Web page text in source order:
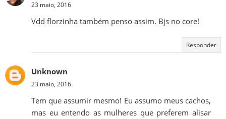
23 maio, 2016
Vdd florzinha também penso assim. Bjs no core!
Responder
Unknown
23 maio, 2016
Tem que assumir mesmo! Eu assumo meus cachos,
mas eu entendo as mulheres que preferem alisar